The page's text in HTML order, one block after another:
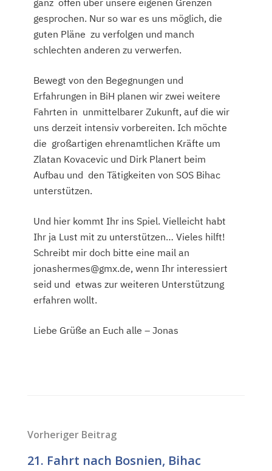
ganz offen über unsere eigenen Grenzen
gesprochen. Nur so war es uns möglich, die
guten Pläne zu verfolgen und manch
schlechten anderen zu verwerfen.
Bewegt von den Begegnungen und
Erfahrungen in BiH planen wir zwei weitere
Fahrten in unmittelbarer Zukunft, auf die wir
uns derzeit intensiv vorbereiten. Ich möchte
die großartigen ehrenamtlichen Kräfte um
Zlatan Kovacevic und Dirk Planert beim
Aufbau und den Tätigkeiten von SOS Bihac
unterstützen.
Und hier kommt Ihr ins Spiel. Vielleicht habt
Ihr ja Lust mit zu unterstützen… Vieles hilft!
Schreibt mir doch bitte eine mail an
jonashermes@gmx.de, wenn Ihr interessiert
seid und etwas zur weiteren Unterstützung
erfahren wollt.
Liebe Grüße an Euch alle – Jonas
Vorheriger Beitrag
21. Fahrt nach Bosnien, Bihac